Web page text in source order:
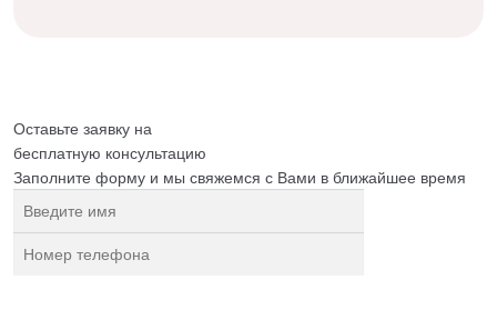
Оставьте заявку на
бесплатную консультацию
Заполните форму и мы свяжемся с Вами в ближайшее время